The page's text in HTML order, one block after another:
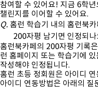
참여할 수 있어요! 지금 6학
챌린지를 이어할 수 있어요.
Q. 홈런 학습기 내의 홈런북카
200자평 남기면 인정되나
홈런북카페의 200자평 기록
런 홈페이지 또는 학습기에
작성해야 인정됩니다.
홈런 초등 정회원은 아이디
아이디 연동방법은 아래의 질